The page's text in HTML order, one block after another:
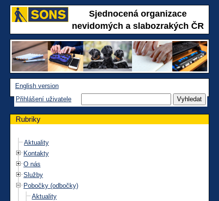
Sjednocená organizace
nevidomých a slabozrakých ČR
English version
Přihlášení uživatele
Rubriky
Aktuality
Kontakty
O nás
Služby
Pobočky (odbočky)
Aktuality